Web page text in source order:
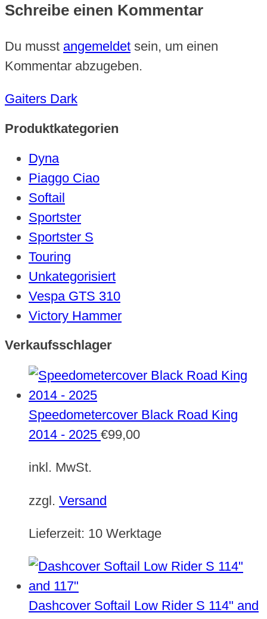
Schreibe einen Kommentar
Du musst angemeldet sein, um einen
Kommentar abzugeben.
Gaiters Dark
Produktkategorien
Dyna
Piaggo Ciao
Softail
Sportster
Sportster S
Touring
Unkategorisiert
Vespa GTS 310
Victory Hammer
Verkaufsschlager
Speedometercover Black Road King
2014 - 2025 €99,00
inkl. MwSt.
zzgl. Versand
Lieferzeit: 10 Werktage
Dashcover Softail Low Rider S 114" and